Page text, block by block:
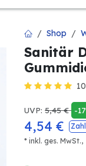
Shop
Sanitär
UVP: 5,45€ -
4,54 €
* inkl. ges. MwSt.,